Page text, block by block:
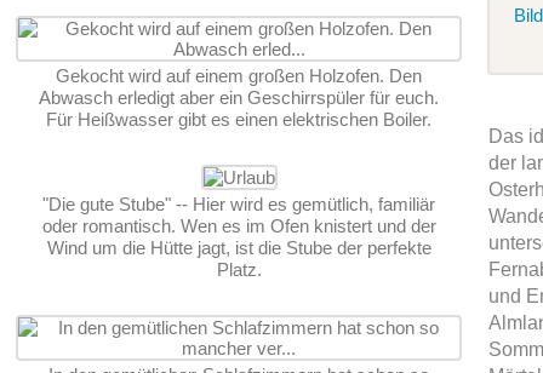
Gekocht wird auf einem großen Holzofen. Den
Abwasch erledigt aber ein Geschirrspüler für euch.
Für Heißwasser gibt es einen elektrischen Boiler.
"Die gute Stube" -- Hier wird es gemütlich, familiär
oder romantisch. Wen es im Ofen knistert und der
Wind um die Hütte jagt, ist die Stube der perfekte
Platz.
Das
der
und